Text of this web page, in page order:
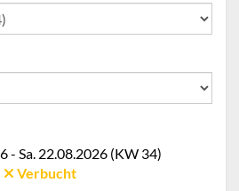
- Sa. 22.08.2026 (KW 34)
Verbucht